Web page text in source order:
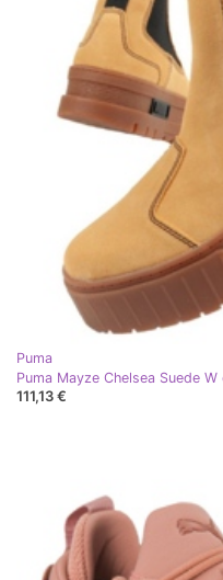
Puma
Puma Mayze Chelsea Suede
111,13 €